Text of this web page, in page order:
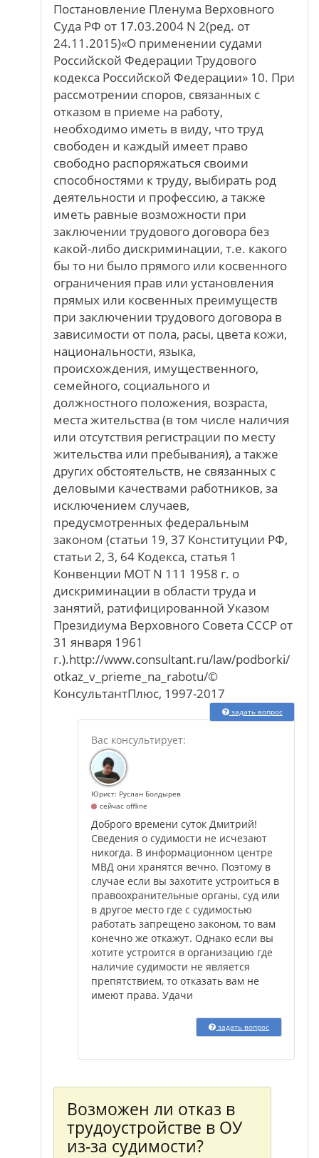
Постановление Пленума Верховного
Суда РФ от 17.03.2004 N 2(ред. от
24.11.2015)«О применении судами
Российской Федерации Трудового
кодекса Российской Федерации» 10. При
рассмотрении споров, связанных с
отказом в приеме на работу,
необходимо иметь в виду, что труд
свободен и каждый имеет право
свободно распоряжаться своими
способностями к труду, выбирать род
деятельности и профессию, а также
иметь равные возможности при
заключении трудового договора без
какой-либо дискриминации, т.е. какого
бы то ни было прямого или косвенного
ограничения прав или установления
прямых или косвенных преимуществ
при заключении трудового договора в
зависимости от пола, расы, цвета кожи,
национальности, языка,
происхождения, имущественного,
семейного, социального и
должностного положения, возраста,
места жительства (в том числе наличия
или отсутствия регистрации по месту
жительства или пребывания), а также
других обстоятельств, не связанных с
деловыми качествами работников, за
исключением случаев,
предусмотренных федеральным
законом (статьи 19, 37 Конституции РФ,
статьи 2, 3, 64 Кодекса, статья 1
Конвенции МОТ N 111 1958 г. о
дискриминации в области труда и
занятий, ратифицированной Указом
Президиума Верховного Совета СССР от
31 января 1961
г.).http://www.consultant.ru/law/podborki/
otkaz_v_prieme_na_rabotu/©
КонсультантПлюс, 1997-2017
задать вопрос
Юрист: Руслан Болдырев
сейчас offline
Доброго времени суток Дмитрий!
Сведения о судимости не исчезают
никогда. В информационном центре
МВД они хранятся вечно. Поэтому в
случае если вы захотите устроиться в
правоохранительные органы, суд или
в другое место где с судимостью
работать запрещено законом, то вам
конечно же откажут. Однако если вы
хотите устроится в организацию где
наличие судимости не является
препятствием, то отказать вам не
имеют права. Удачи
задать вопрос
Возможен ли отказ в
трудоустройстве в ОУ
из-за судимости?